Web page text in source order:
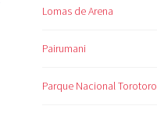
Lomas de Arena
Pairumani
Parque Nacional Torotoro